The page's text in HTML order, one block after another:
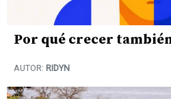
Por qué crecer
AUTOR: RIDYN